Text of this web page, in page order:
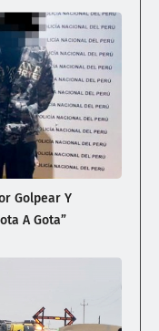
Golpear Y
A Gota”